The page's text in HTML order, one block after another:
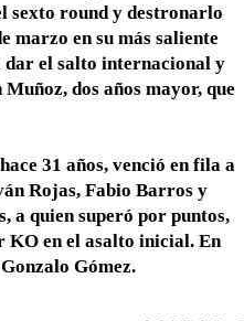
sexto round y destronarlo
marzo en su más saliente
dar el salto internacional y
dos años mayor, que
31 años, venció en fila a
Rojas, Fabio Barros y
a quien superó por puntos,
KO en el asalto inicial. En
Gómez.